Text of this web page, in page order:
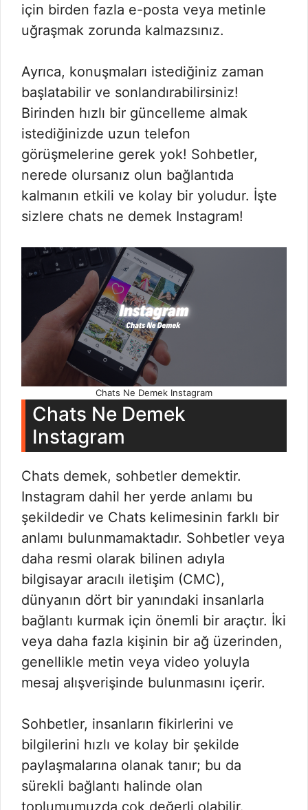
için birden fazla e-posta veya metinle
uğraşmak zorunda kalmazsınız.
Ayrıca, konuşmaları istediğiniz zaman
başlatabilir ve sonlandırabilirsiniz!
Birinden hızlı bir güncelleme almak
istediğinizde uzun telefon
görüşmelerine gerek yok! Sohbetler,
nerede olursanız olun bağlantıda
kalmanın etkili ve kolay bir yoludur. İşte
sizlere chats ne demek Instagram!
Chats Ne Demek Instagram
Chats Ne Demek
Instagram
Chats demek, sohbetler demektir.
Instagram dahil her yerde anlamı bu
şekildedir ve Chats kelimesinin farklı bir
anlamı bulunmamaktadır. Sohbetler veya
daha resmi olarak bilinen adıyla
bilgisayar aracılı iletişim (CMC),
dünyanın dört bir yanındaki insanlarla
bağlantı kurmak için önemli bir araçtır. İki
veya daha fazla kişinin bir ağ üzerinden,
genellikle metin veya video yoluyla
mesaj alışverişinde bulunmasını içerir.
Sohbetler, insanların fikirlerini ve
bilgilerini hızlı ve kolay bir şekilde
paylaşmalarına olanak tanır; bu da
sürekli bağlantı halinde olan
toplumumuzda çok değerli olabilir.